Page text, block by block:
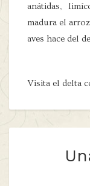
anátidas,
madura el
aves hace del
Visita el delta